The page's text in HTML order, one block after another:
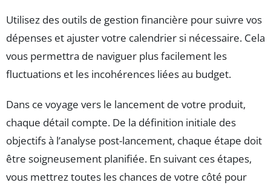
Utilisez des outils de gestion financière pour suivre vos
dépenses et ajuster votre calendrier si nécessaire. Cela
vous permettra de naviguer plus facilement les
fluctuations et les incohérences liées au budget.
Dans ce voyage vers le lancement de votre produit,
chaque détail compte. De la définition initiale des
objectifs à l’analyse post-lancement, chaque étape doit
être soigneusement planifiée. En suivant ces étapes,
vous mettrez toutes les chances de votre côté pour